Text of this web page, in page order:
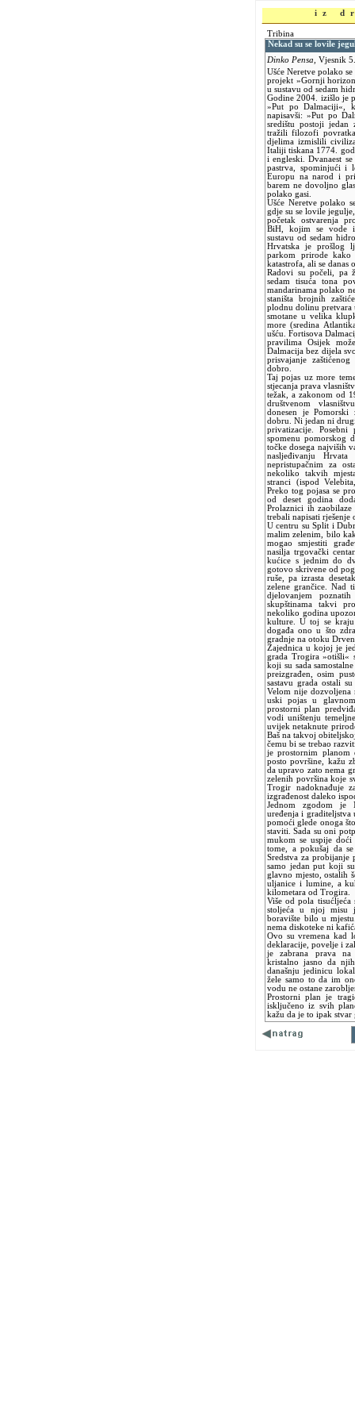
iz
Tribina
Nekad su se lovile
Dinko Pensa, Vjesnik
Ušće Neretve polako
projekt »Gornji
u sustavu od sedam
Godine 2004. izišlo je
»Put po Dalmaciji«,
napisavši: »Put po
središtu postoji jedan
tražili filozofi
djelima izmislili
Italiji tiskana 1774.
i engleski. Dvanaest
pastrva, spominjući i
Europu na narod i
barem ne dovoljno
polako gasi.
Ušće Neretve polako
gdje su se lovile
početak ostvarenja
BiH, kojim se vode
sustavu od sedam
Hrvatska je prošlog
parkom prirode
katastrofa, ali se danas
Radovi su počeli, pa
sedam tisuća tona
mandarinama polako
staništa brojnih
plodnu dolinu pretvara
smotane u velika
more (sredina
ušću. Fortisova
pravilima Osijek
Dalmacija bez dijela
prisvajanje
dobro.
Taj pojas uz more
stjecanja prava
težak, a zakonom od
društvenom
donesen je
dobru. Ni jedan ni
privatizacije.
spomenu pomorskog
točke dosega najviših
nasljeđivanju
nepristupačnim za
nekoliko takvih
stranci (ispod
Preko tog pojasa se
od deset godina
Prolaznici ih
trebali napisati
U centru su Split i
malim zelenim, bilo
mogao smjestiti
nasilja trgovački
kućice s jednim do
gotovo skrivene od
ruše, pa izrasta
zelene grančice. Nad
djelovanjem
skupštinama takvi
nekoliko godina
kulture. U toj se kraju
događa ono u što
gradnje na otoku
Zajednica u kojoj je
grada Trogira »otišli«
koji su sada
preizgrađen, osim
sastavu grada ostali
Velom nije dozvoljena
uski pojas u
prostorni plan
vodi uništenju
uvijek netaknute
Baš na takvoj
čemu bi se trebao
je prostornim planom
posto površine, kažu
da upravo zato nema
zelenih površina koje
Trogir nadoknađuje
izgrađenost daleko
Jednom zgodom je
uređenja i graditeljstva
pomoći glede onoga
staviti. Sada su oni
mukom se uspije
tome, a pokušaj da
Sredstva za
samo jedan put koji
glavno mjesto, ostalih
uljanice i lumine, a
kilometara od Trogira.
Više od pola tisućljeća
stoljeća u njoj misu
boravište bilo u
nema diskoteke ni
Ovo su vremena kad
deklaracije, povelje i
je zabrana prava
kristalno jasno da
današnju jedinicu
žele samo to da im
vodu ne ostane
Prostorni plan je
isključeno iz svih
kažu da je to ipak